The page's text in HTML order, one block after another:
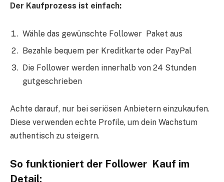
Der Kaufprozess ist einfach:
Wähle das gewünschte Follower Paket aus
Bezahle bequem per Kreditkarte oder PayPal
Die Follower werden innerhalb von 24 Stunden
gutgeschrieben
Achte darauf, nur bei seriösen Anbietern einzukaufen.
Diese verwenden echte Profile, um dein Wachstum
authentisch zu steigern.
So funktioniert der Follower Kauf im
Detail: